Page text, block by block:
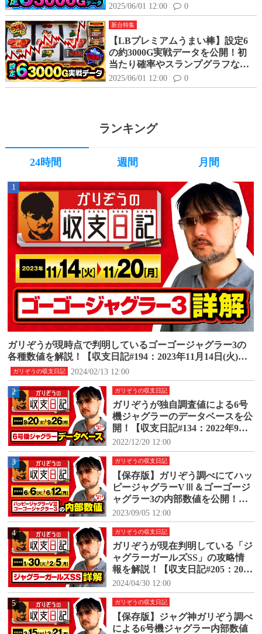
高設定の挙動はどんな感じ？
2025/06/01 12:00 0
新台特集
【LBプレミアムうまい棒】設定6
の約3000G実戦データを公開！初
当たり確率やスランプグラフなど
高設定の挙動はどんな感じ？
2025/06/01 12:00 0
ランキング
24時間 週間 月間
1
ガリぞうの収支日記
ガリぞうが現時点で判明しているゴーゴージャグラー3の
各種数値を解説！【収支日記#194：2023年11月14日(火)～1
1月20日(月)】
2024/02/13 12:00
2 ガリぞうの収支日記
ガリぞうが独自調査値による6号
機ジャグラーのデータベースを公
開！【収支日記#134：2022年9月2
0日(火)～9月26日(月)】
2022/12/20 12:00
3 ガリぞうの収支日記
【保存版】ガリぞう調べにてハッ
ピージャグラーVⅢ＆ゴーゴージ
ャグラー3の内部数値を公開！
【収支日記#171：2023年6月6日
(火)～6月12日(月)】
2023/09/05 12:00
4 ガリぞうの収支日記
ガリぞうが現在判明している「ジ
ャグラーガールズSS」の攻略情
報を解説！【収支日記#205：2024
年1月30日(火)～2024年2月5日
(月)】
2024/04/30 12:00
5 ガリぞうの収支日記
【保存版】ジャグ神ガリぞう調べ
による6号機ジャグラー内部数値